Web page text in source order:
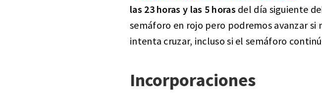
las 23 horas y las 5 horas del día siguiente
semáforo en rojo pero podremos avanzar si
intenta cruzar, incluso si el semáforo
Incorporaciones